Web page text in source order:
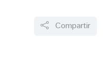
Compartir